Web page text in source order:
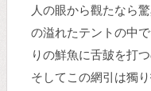
人の眼から觀たなら
の溢れたテントの中
りの鮮魚に舌皷を打
そしてこの網引は獨